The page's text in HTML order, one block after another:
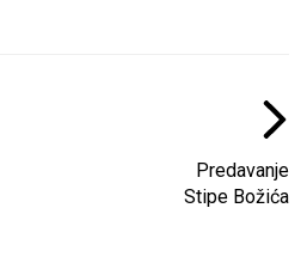
Predavanje
Stipe Božića